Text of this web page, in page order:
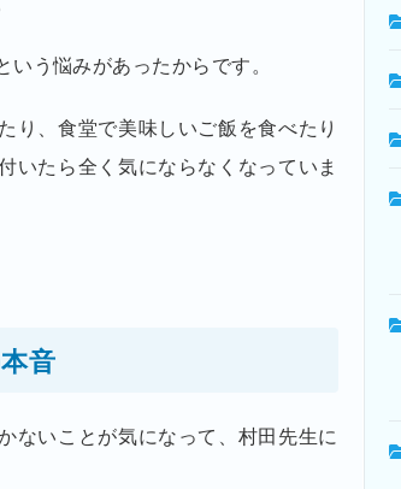
いう悩みがあったからです。
り、食堂で美味しいご飯を食べたり
いたら全く気にならなくなっていま
音
ないことが気になって、村田先生に